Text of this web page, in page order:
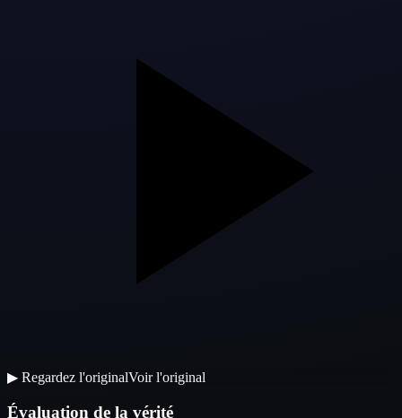
▶ Regardez l'originalVoir l'original
Évaluation de la vérité